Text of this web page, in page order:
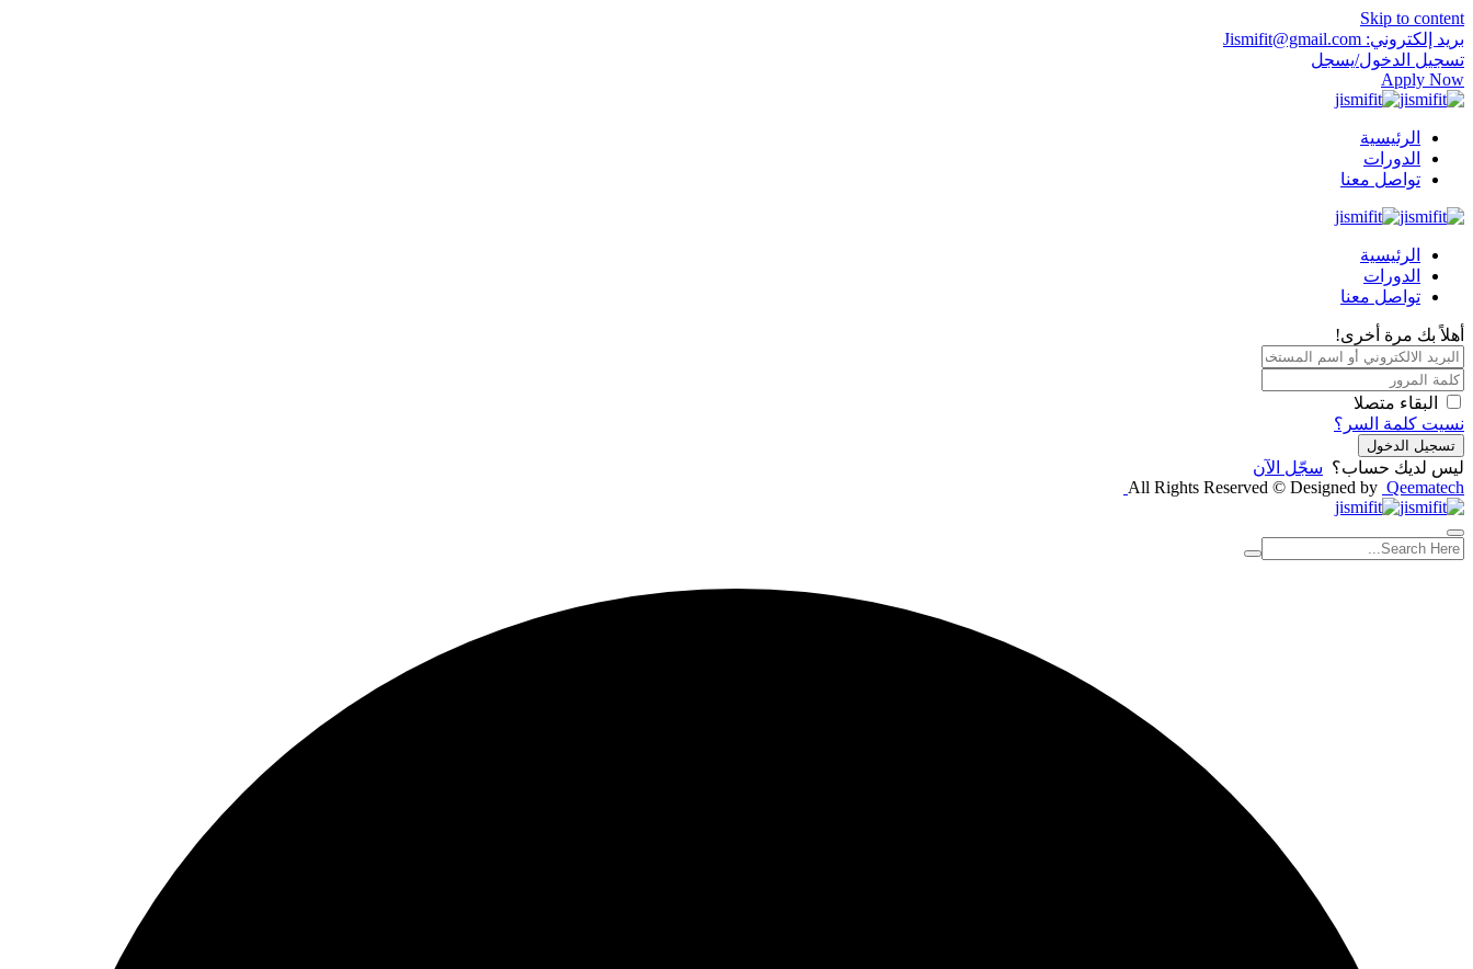
Skip to content
بريد إلكتروني: Jismifit@gmail.com
تسجيل الدخول/يسجل
Apply Now
الرئيسية
الدورات
تواصل معنا
الرئيسية
الدورات
تواصل معنا
أهلاً بك مرة أخرى!
البقاء متصلا
نسيت كلمة السر؟
تسجيل الدخول
ليس لديك حساب؟ سجّل الآن
All Rights Reserved © Designed by Qeematech